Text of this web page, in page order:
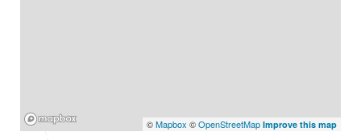
©Mapbox ©OpenStreetMap Improve this map